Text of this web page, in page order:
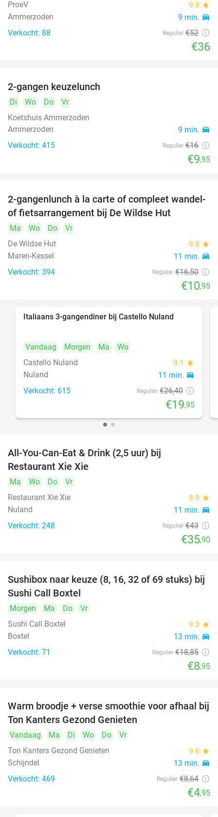
ProeV 9.8 star
Ammerzoden 9 min. directions_car
Verkocht: 88 Regulier €52
€36
2-gangen keuzelunch
Di Wo Do
Vr
Koetshuis Ammerzoden
Ammerzoden
9 min. directions_car
Verkocht: 415 Regulier €16
€9,95
34%
2-gangenlunch à la carte of compleet wandel-
of fietsarrangement bij De Wildse Hut
Ma Wo Do
Vr
De Wildse Hut
9.8 star
Maren-Kessel 11 min. directions_car
Verkocht: 394 Regulier €16,50
€10,95
Italiaans 3-gangendiner bij Castello Nuland
Vandaag Morgen Ma
Wo
Castello Nuland
9.1 star
Nuland 11 min. directions_car
Verkocht: 615 Regulier €26,40
€19,95
All-You-Can-Eat & Drink (2,5 uur) bij
Restaurant Xie Xie
Ma Wo Do
Vr
Restaurant Xie Xie
8.9 star
Nuland 11 min. directions_car
Verkocht: 248 Regulier €43
€35,90
53%
Sushibox naar keuze (8, 16, 32 of 69 stuks) bij
Sushi Call Boxtel
Morgen Ma Do
Vr
Sushi Call Boxtel
9.3 star
Boxtel 13 min. directions_car
Verkocht: 71 Regulier €18,85
€8,95
43%
Warm broodje + verse smoothie voor afhaal bij
Ton Kanters Gezond Genieten
Vandaag Ma Di Wo Do
Vr
Ton Kanters Gezond Genieten
9.6 star
Schijndel 13 min. directions_car
Verkocht: 469 Regulier €8,64
€4,95